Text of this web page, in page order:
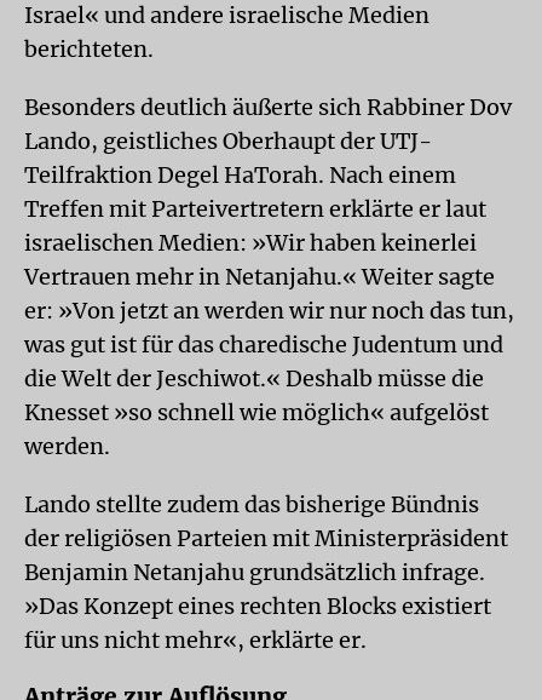
Israel« und andere israelische Medien
berichteten.
Besonders deutlich äußerte sich Rabbiner Dov
Lando, geistliches Oberhaupt der UTJ-
Teilfraktion Degel HaTorah. Nach einem
Treffen mit Parteivertretern erklärte er laut
israelischen Medien: »Wir haben keinerlei
Vertrauen mehr in Netanjahu.« Weiter sagte
er: »Von jetzt an werden wir nur noch das tun,
was gut ist für das charedische Judentum und
die Welt der Jeschiwot.« Deshalb müsse die
Knesset »so schnell wie möglich« aufgelöst
werden.
Lando stellte zudem das bisherige Bündnis
der religiösen Parteien mit Ministerpräsident
Benjamin Netanjahu grundsätzlich infrage.
»Das Konzept eines rechten Blocks existiert
für uns nicht mehr«, erklärte er.